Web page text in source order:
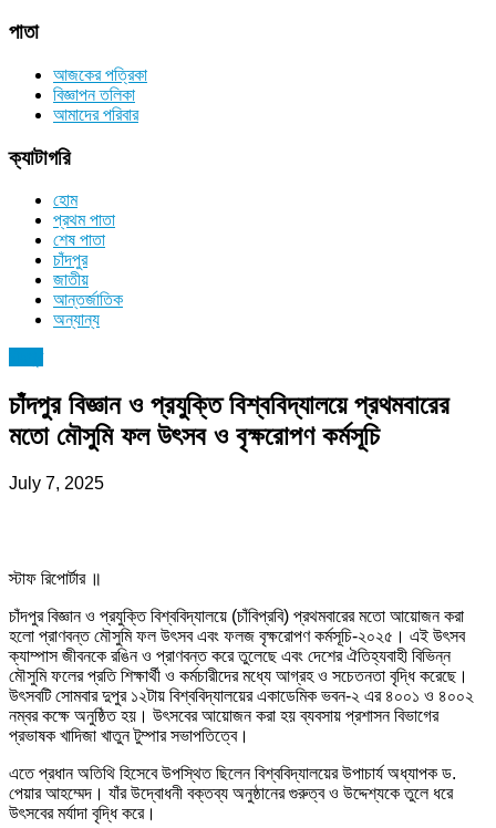
পাতা
আজকের পত্রিকা
বিজ্ঞাপন তলিকা
আমাদের পরিবার
ক্যাটাগরি
হোম
প্রথম পাতা
শেষ পাতা
চাঁদপুর
জাতীয়
আন্তর্জাতিক
অন্যান্য
চাঁদপুর বিজ্ঞান ও প্রযুক্তি বিশ্ববিদ্যালয়ে প্রথমবারের
মতো মৌসুমি ফল উৎসব ও বৃক্ষরোপণ কর্মসূচি
July 7, 2025
স্টাফ রিপোর্টার ॥
চাঁদপুর বিজ্ঞান ও প্রযুক্তি বিশ্ববিদ্যালয়ে (চাঁবিপ্রবি) প্রথমবারের মতো আয়োজন করা
হলো প্রাণবন্ত মৌসুমি ফল উৎসব এবং ফলজ বৃক্ষরোপণ কর্মসূচি-২০২৫। এই উৎসব
ক্যাম্পাস জীবনকে রঙিন ও প্রাণবন্ত করে তুলেছে এবং দেশের ঐতিহ্যবাহী বিভিন্ন
মৌসুমি ফলের প্রতি শিক্ষার্থী ও কর্মচারীদের মধ্যে আগ্রহ ও সচেতনতা বৃদ্ধি করেছে।
উৎসবটি সোমবার দুপুর ১২টায় বিশ্ববিদ্যালয়ের একাডেমিক ভবন-২ এর ৪০০১ ও ৪০০২
নম্বর কক্ষে অনুষ্ঠিত হয়। উৎসবের আয়োজন করা হয় ব্যবসায় প্রশাসন বিভাগের
প্রভাষক খাদিজা খাতুন টুম্পার সভাপতিত্বে।
এতে প্রধান অতিথি হিসেবে উপস্থিত ছিলেন বিশ্ববিদ্যালয়ের উপাচার্য অধ্যাপক ড.
পেয়ার আহম্মেদ। যাঁর উদ্বোধনী বক্তব্য অনুষ্ঠানের গুরুত্ব ও উদ্দেশ্যকে তুলে ধরে
উৎসবের মর্যাদা বৃদ্ধি করে।